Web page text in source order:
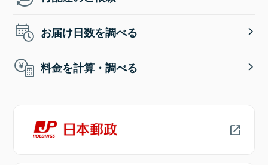
お届け日数を調べる
料金を計算・調べる